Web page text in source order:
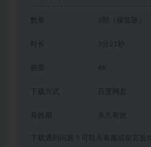
数量 2部（横竖版）
时长 3分21秒
4K
下载方式 百度网盘
有效期 永久有效
下载遇到问题？可联系客服或留言反馈